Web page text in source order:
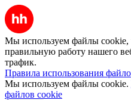
Мы используем файлы cookie,
правильную работу нашего
трафик.
Правила использования
Мы используем файлы cookie.
файлов cookie